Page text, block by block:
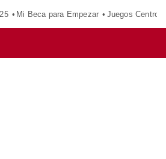
Mi Beca para Empezar Juegos